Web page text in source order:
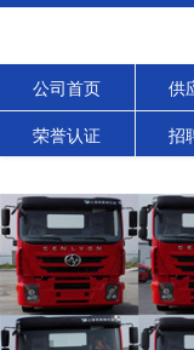
公司首页 供
荣誉认证 招